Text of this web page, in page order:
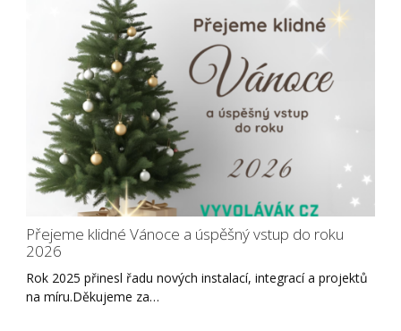
Přejeme klidné Vánoce a úspěšný vstup do roku
2026
Rok 2025 přinesl řadu nových instalací, integrací a projektů
na míru.Děkujeme za…